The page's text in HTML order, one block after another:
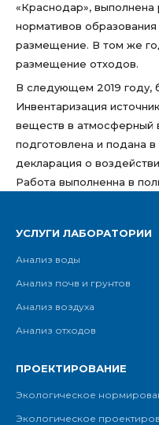
«Краснодар», выполнена
нормативов
размещение. В том же
размещение отходов.
В следующем 2019 году,
Инвентаризация
веществ в атмосферный
подготовлена и подана
декларация о
Работа выполненна в
УСЛУГИ ЛАБОРАТОРИИ
Анализ воды
Анализ почв и грунтов
Анализ воздуха
Анализ отходов
ПРОЕКТИРОВАНИЕ
Экологическое
Экологическое